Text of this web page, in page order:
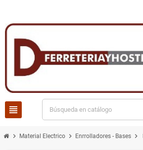
view_headline
chevron_right Material Electrico chevron_right Enrrolladores - Bases chevron_right